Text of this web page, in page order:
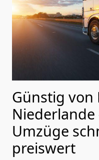
Günstig von
Niederlande
Umzüge
preiswert